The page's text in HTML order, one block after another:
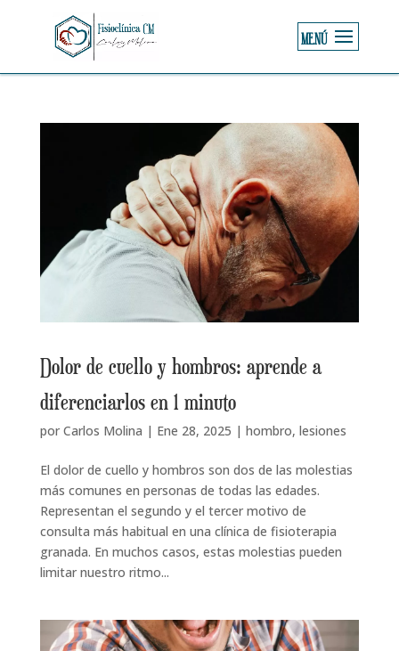
Dolor de cuello y hombros: aprende a
diferenciarlos en 1 minuto
por Carlos Molina | Ene 28, 2025 | hombro, lesiones
El dolor de cuello y hombros son dos de las molestias
más comunes en personas de todas las edades.
Representan el segundo y el tercer motivo de
consulta más habitual en una clínica de fisioterapia
granada. En muchos casos, estas molestias pueden
limitar nuestro ritmo...